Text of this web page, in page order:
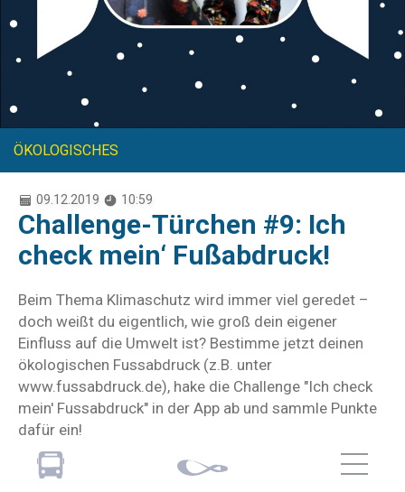
ÖKOLOGISCHES
09.12.2019 10:59
Challenge-Türchen #9: Ich
check mein‘ Fußabdruck!
Beim Thema Klimaschutz wird immer viel geredet –
doch weißt du eigentlich, wie groß dein eigener
Einfluss auf die Umwelt ist? Bestimme jetzt deinen
ökologischen Fussabdruck (z.B. unter
www.fussabdruck.de), hake die Challenge "Ich check
mein' Fussabdruck" in der App ab und sammle Punkte
dafür ein!
P.S.: In der App findest du auch viele weitere